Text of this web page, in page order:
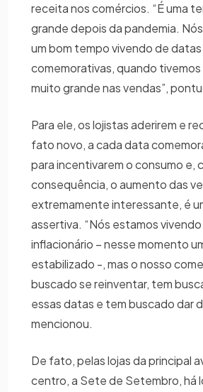
receita nos comércios. “É uma
grande depois da pandemia.
um bom tempo vivendo de
comemorativas, quando
muito grande nas vendas”,
Para ele, os lojistas aderirem e
fato novo, a cada data
para incentivarem o consumo e,
consequência, o aumento das
extremamente interessante, é
assertiva. “Nós estamos
inflacionário – nesse momento
estabilizado -, mas o nosso
buscado se reinventar, tem
essas datas e tem buscado dar
mencionou.
De fato, pelas lojas da principal
centro, a Sete de Setembro, há